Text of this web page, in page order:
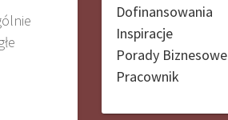
Dofinansowania
Inspiracje
Porady Biznesowe
Pracownik